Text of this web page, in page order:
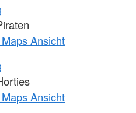
Ansicht
Ansicht